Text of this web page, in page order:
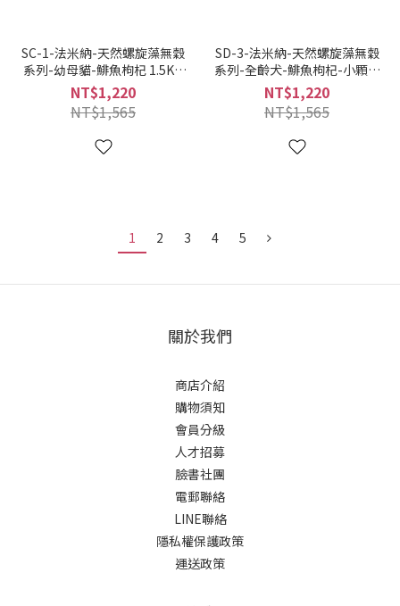
SC-1-法米納-天然螺旋藻無穀
系列-幼母貓-鯡魚枸杞 1.5KG
(8010276041128)
NT$1,220
NT$1,565
SD-3-法米納-天然螺旋藻無穀
系列-全齡犬-鯡魚枸杞-小顆粒
2.5KG (8010276041098)
NT$1,220
NT$1,565
1 2 3 4 5
關於我們
商店介紹
購物須知
會員分級
人才招募
臉書社團
電郵聯絡
LINE聯絡
隱私權保護政策
運送政策